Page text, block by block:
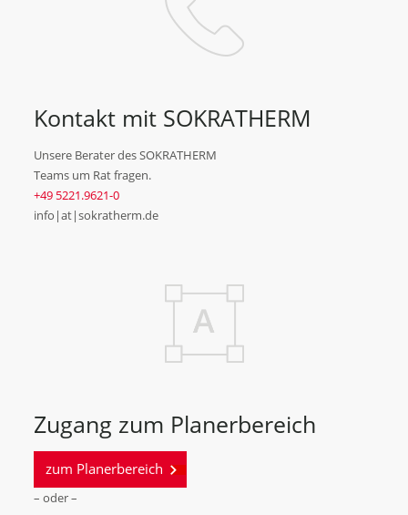
Kontakt mit SOKRATHERM
Unsere Berater des SOKRATHERM
Teams um Rat fragen.
+49 5221.9621-0
info|at|sokratherm.de
Zugang zum Planerbereich
zum Planerbereich
– oder –